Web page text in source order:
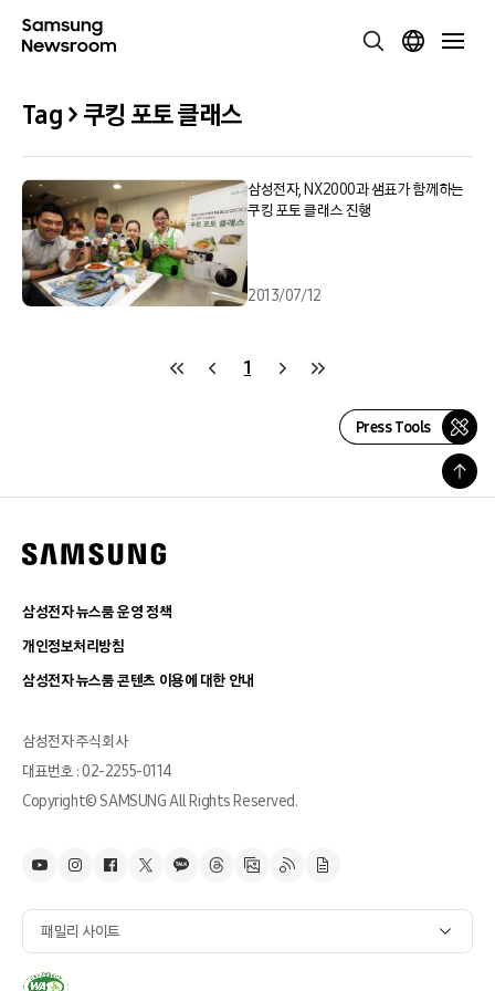
Tag > 쿠킹 포토 클래스
삼성전자, NX2000과 샘표가 함께하는
쿠킹 포토 클래스 진행
2013/07/12
1
Press Tools
삼성전자 뉴스룸 운영 정책
개인정보처리방침
삼성전자 뉴스룸 콘텐츠 이용에 대한 안내
삼성전자 주식회사
대표번호 : 02-2255-0114
Copyright© SAMSUNG All Rights Reserved.
패밀리 사이트